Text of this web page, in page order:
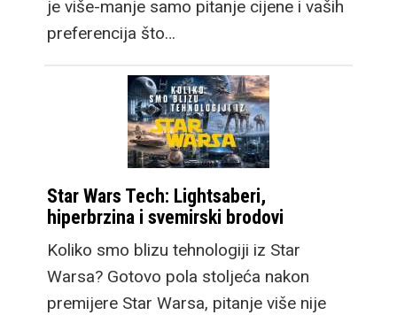
je više-manje samo pitanje cijene i vaših
preferencija što…
Star Wars Tech: Lightsaberi,
hiperbrzina i svemirski brodovi
Koliko smo blizu tehnologiji iz Star
Warsa? Gotovo pola stoljeća nakon
premijere Star Warsa, pitanje više nije